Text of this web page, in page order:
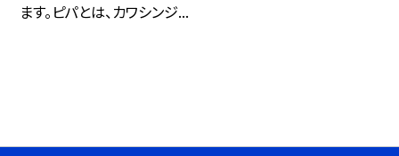
ます。ピパとは、カワシンジ...